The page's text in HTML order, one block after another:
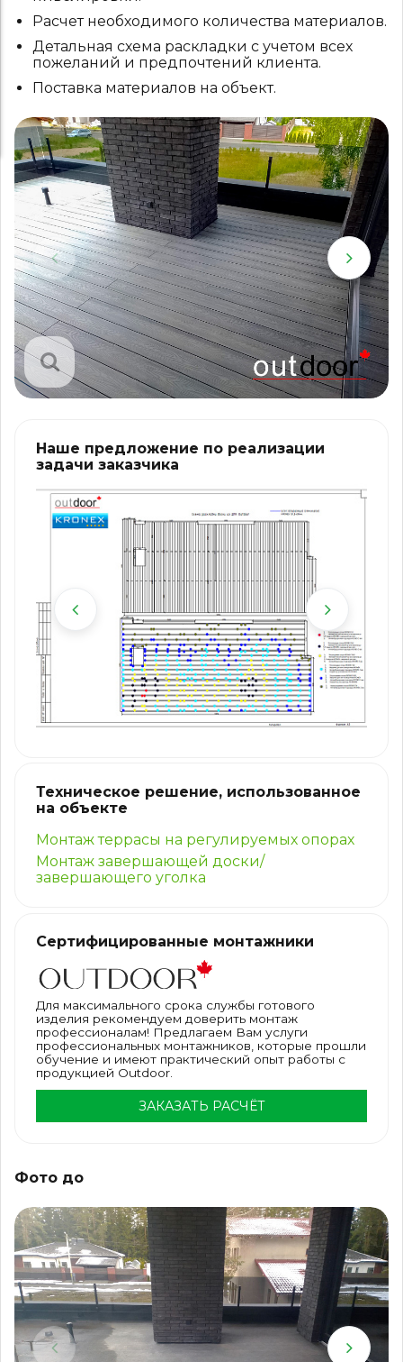
Расчет необходимого количества материалов.
Детальная схема раскладки с учетом всех
пожеланий и предпочтений клиента.
Поставка материалов на объект.
Наше предложение по реализации
задачи заказчика
Техническое решение, использованное
на объекте
Монтаж террасы на регулируемых опорах
Монтаж завершающей доски/
завершающего уголка
Сертифицированные монтажники
Для максимального срока службы готового
изделия рекомендуем доверить монтаж
профессионалам! Предлагаем Вам услуги
профессиональных монтажников, которые прошли
обучение и имеют практический опыт работы с
продукцией Outdoor.
ЗАКАЗАТЬ РАСЧЁТ
Фото до